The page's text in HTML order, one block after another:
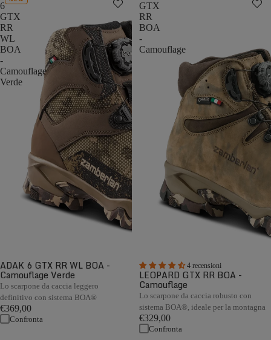
6
GTX
RR
WL
BOA
-
Camouflage
Verde
ADAK 6 GTX RR WL BOA -
Camouflage Verde
Lo scarpone da caccia leggero
definitivo con sistema BOA®
€369,00
Confronta
GTX
RR
BOA
-
Camouflage
4 recensioni
LEOPARD GTX RR BOA -
Camouflage
Lo scarpone da caccia robusto con
sistema BOA®, ideale per la montagna
€329,00
Confronta